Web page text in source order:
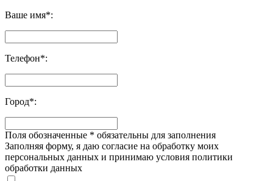
Ваше имя*:
Телефон*:
Город*:
Поля обозначенные * обязательны для заполнения
Заполняя форму, я даю согласие на обработку моих
персональных данных и принимаю условия политики
обработки данных